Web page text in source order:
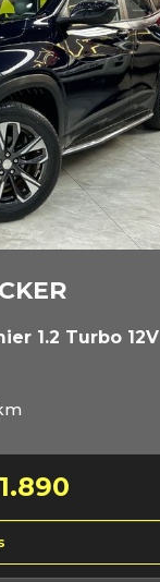
1.2 Turbo 12V